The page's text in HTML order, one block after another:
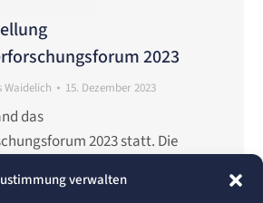
verwalten
2023
Waidelich 15. Dezember 2023
das
2023 statt. Die
und Politik (CCMP) der Zeppelin